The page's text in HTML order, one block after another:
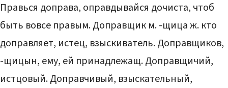
Правься доправа, оправдывайся дочиста, чтоб
быть вовсе правым. Доправщик м. -щица ж. кто
доправляет, истец, взыскиватель. Доправщиков,
-щицын, ему, ей принадлежащ. Доправщичий,
истцовый. Доправчивый, взыскательный,